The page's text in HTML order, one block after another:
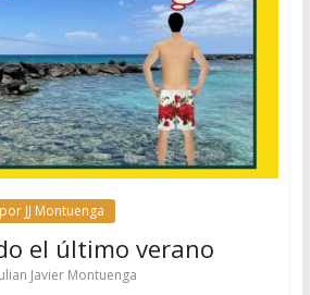
JJ Montuenga
el último verano
Javier Montuenga